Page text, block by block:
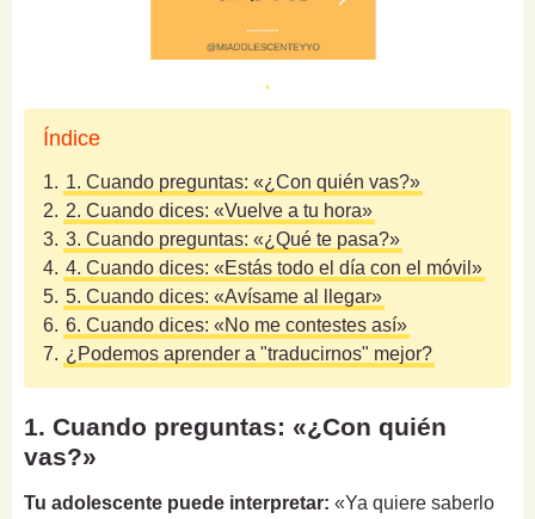
Índice
1. 1. Cuando preguntas: «¿Con quién vas?»
2. 2. Cuando dices: «Vuelve a tu hora»
3. 3. Cuando preguntas: «¿Qué te pasa?»
4. 4. Cuando dices: «Estás todo el día con el móvil»
5. 5. Cuando dices: «Avísame al llegar»
6. 6. Cuando dices: «No me contestes así»
7. ¿Podemos aprender a "traducirnos" mejor?
1. Cuando preguntas: «¿Con quién
vas?»
Tu adolescente puede interpretar: «Ya quiere saberlo